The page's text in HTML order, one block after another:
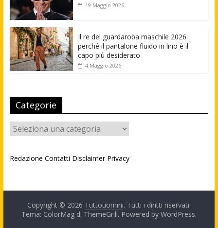
19 Maggio 2026
Il re del guardaroba maschile 2026:
perché il pantalone fluido in lino è il
capo più desiderato
4 Maggio 2026
Categorie
Categorie
Redazione Contatti Disclaimer Privacy
Copyright © 2026 Tuttouomini. Tutti i diritti riservati.
Tema: ColorMag di ThemeGrill. Powered by WordPress.